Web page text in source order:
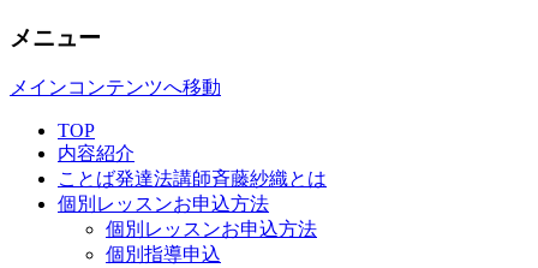
メニュー
メインコンテンツへ移動
TOP
内容紹介
ことば発達法講師斉藤紗織とは
個別レッスンお申込方法
個別レッスンお申込方法
個別指導申込